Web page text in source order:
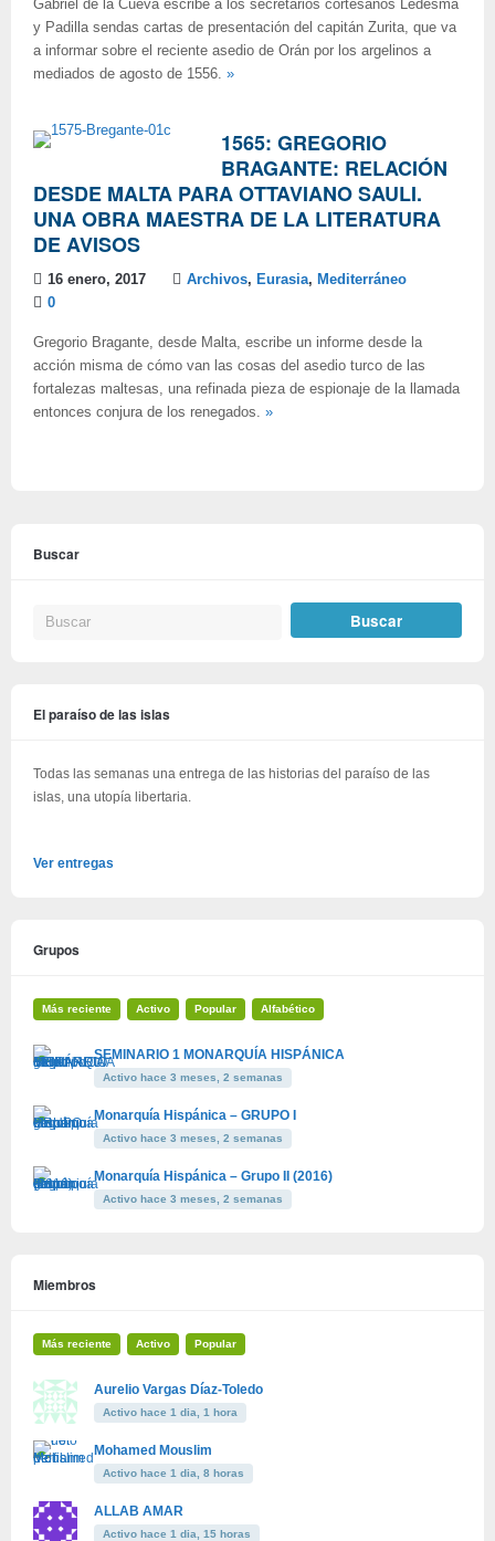
Gabriel de la Cueva escribe a los secretarios cortesanos Ledesma
y Padilla sendas cartas de presentación del capitán Zurita, que va
a informar sobre el reciente asedio de Orán por los argelinos a
mediados de agosto de 1556. »
1565: GREGORIO
BRAGANTE: RELACIÓN
DESDE MALTA PARA OTTAVIANO SAULI.
UNA OBRA MAESTRA DE LA LITERATURA
DE AVISOS
16 enero, 2017 Archivos, Eurasia, Mediterráneo
0
Gregorio Bragante, desde Malta, escribe un informe desde la
acción misma de cómo van las cosas del asedio turco de las
fortalezas maltesas, una refinada pieza de espionaje de la llamada
entonces conjura de los renegados. »
Buscar
El paraíso de las islas
Todas las semanas una entrega de las historias del paraíso de las
islas, una utopía libertaria.
Ver entregas
Grupos
Más reciente Activo Popular Alfabético
SEMINARIO 1 MONARQUÍA HISPÁNICA
Activo hace 3 meses, 2 semanas
Monarquía Hispánica – GRUPO I
Activo hace 3 meses, 2 semanas
Monarquía Hispánica – Grupo II (2016)
Activo hace 3 meses, 2 semanas
Miembros
Más reciente Activo Popular
Aurelio Vargas Díaz-Toledo
Activo hace 1 dia, 1 hora
Mohamed Mouslim
Activo hace 1 dia, 8 horas
ALLAB AMAR
Activo hace 1 dia, 15 horas